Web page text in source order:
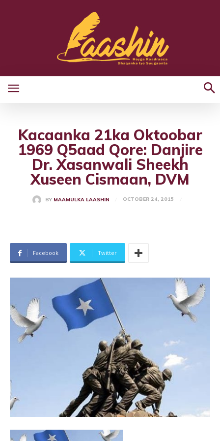
Kacaanka 21ka Oktoobar
1969 Q5aad Qore: Danjire
Dr. Xasanwali Sheekh
Xuseen Cismaan, DVM
BY MAAMULKA LAASHIN OCTOBER 24, 2015
Facebook Twitter